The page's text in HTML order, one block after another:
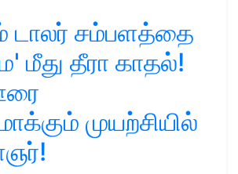
டாலர் சம்பளத்தை
மீது தீரா காதல்!
முயற்சியில்